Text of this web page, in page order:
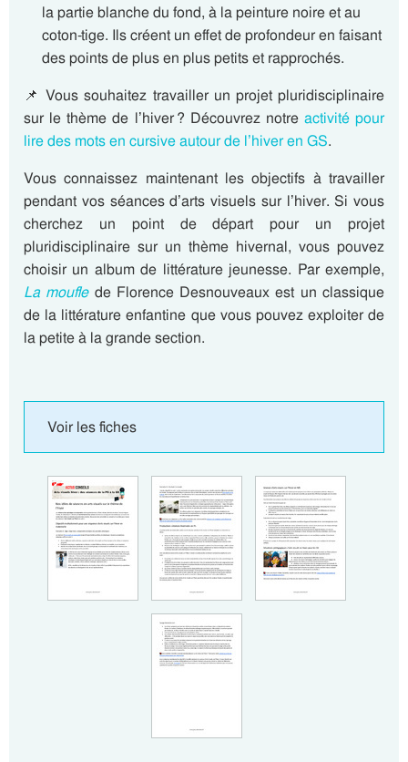
la partie blanche du fond, à la peinture noire et au
coton-tige. Ils créent un effet de profondeur en faisant
des points de plus en plus petits et rapprochés.
📌 Vous souhaitez travailler un projet pluridisciplinaire
sur le thème de l’hiver ? Découvrez notre activité pour
lire des mots en cursive autour de l’hiver en GS.
Vous connaissez maintenant les objectifs à travailler
pendant vos séances d’arts visuels sur l’hiver. Si vous
cherchez un point de départ pour un projet
pluridisciplinaire sur un thème hivernal, vous pouvez
choisir un album de littérature jeunesse. Par exemple,
La mouflede Florence Desnouveaux est un classique
de la littérature enfantine que vous pouvez exploiter de
la petite à la grande section.
Voir les fiches